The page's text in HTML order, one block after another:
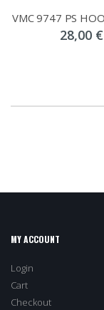
28,00 €
MY ACCOUNT
Login
Cart
Checkout